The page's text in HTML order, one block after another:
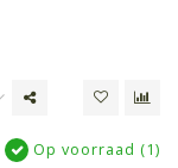
Op voorraad (1)